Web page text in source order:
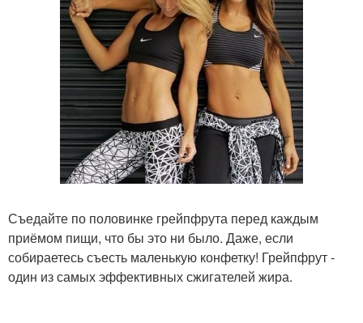
Съедайте по половинке грейпфрута перед каждым
приёмом пищи, что бы это ни было. Даже, если
собираетесь съесть маленькую конфетку! Грейпфрут -
один из самых эффективных сжигателей жира.